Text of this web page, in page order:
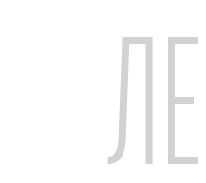
г. Москва, вн.тер.г.
Политика